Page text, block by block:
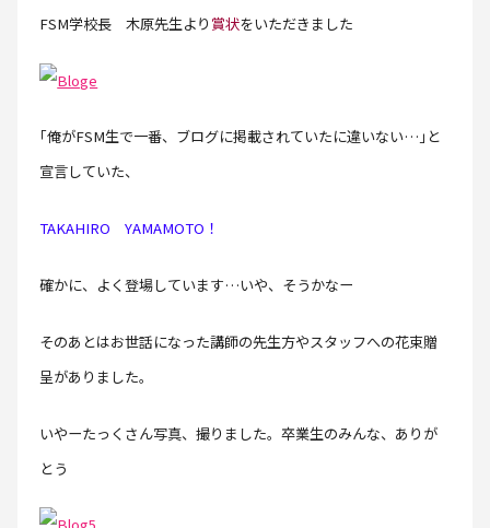
FSM学校長 木原先生より 賞状をいただきました
｢俺がFSM生で一番、ブログに掲載されていたに違いない…｣と
宣言していた、
TAKAHIRO YAMAMOTO！
確かに、よく登場しています…いや、そうかなー
そのあとはお世話になった講師の先生方やスタッフへの花束贈
呈がありました。
いやーたっくさん写真、撮りました。卒業生のみんな、ありが
とう